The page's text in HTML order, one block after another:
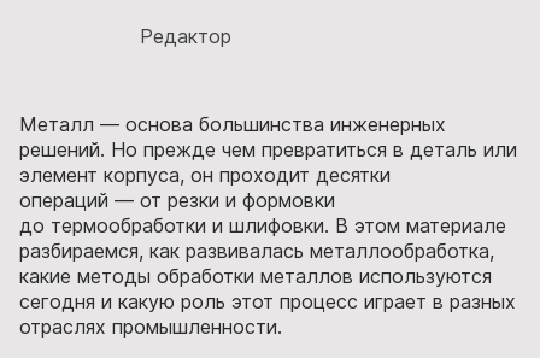
Металл — основа большинства инженерных
решений. Но прежде чем превратиться в деталь или
элемент корпуса, он проходит десятки
операций — от резки и формовки
до термообработки и шлифовки. В этом материале
разбираемся, как развивалась металлообработка,
какие методы обработки металлов используются
сегодня и какую роль этот процесс играет в разных
отраслях промышленности.
Редактор